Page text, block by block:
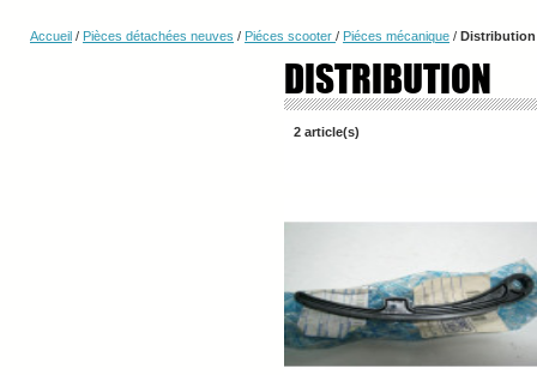
Accueil / Pièces détachées neuves / Piéces scooter / Piéces mécanique / Distribution
DISTRIBUTION
2 article(s)